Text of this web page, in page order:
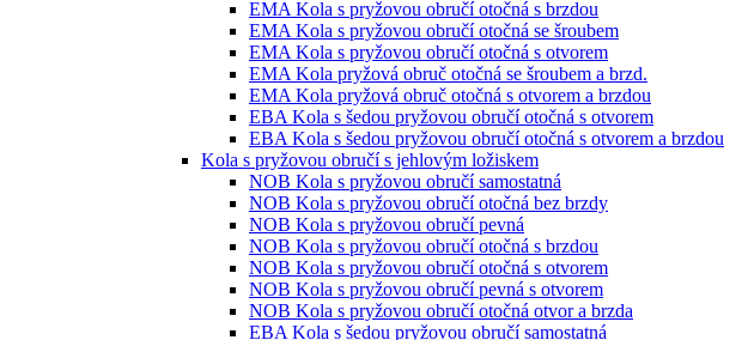
EMA Kola s pryžovou obručí otočná s brzdou
EMA Kola s pryžovou obručí otočná se šroubem
EMA Kola s pryžovou obručí otočná s otvorem
EMA Kola pryžová obruč otočná se šroubem a brzd.
EMA Kola pryžová obruč otočná s otvorem a brzdou
EBA Kola s šedou pryžovou obručí otočná s otvorem
EBA Kola s šedou pryžovou obručí otočná s otvorem a brzdou
Kola s pryžovou obručí s jehlovým ložiskem
NOB Kola s pryžovou obručí samostatná
NOB Kola s pryžovou obručí otočná bez brzdy
NOB Kola s pryžovou obručí pevná
NOB Kola s pryžovou obručí otočná s brzdou
NOB Kola s pryžovou obručí otočná s otvorem
NOB Kola s pryžovou obručí pevná s otvorem
NOB Kola s pryžovou obručí otočná otvor a brzda
EBA Kola s šedou pryžovou obručí samostatná